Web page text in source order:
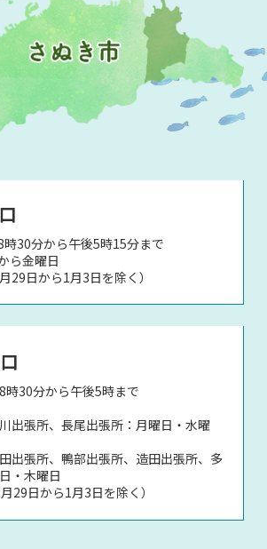
30分から午後5時15分まで
ら金曜日
29日から1月3日を除く）
時30分から午後5時まで
出張所、長尾出張所：月曜日・水曜
出張所、鴨部出張所、造田出張所、多
・木曜日
29日から1月3日を除く）